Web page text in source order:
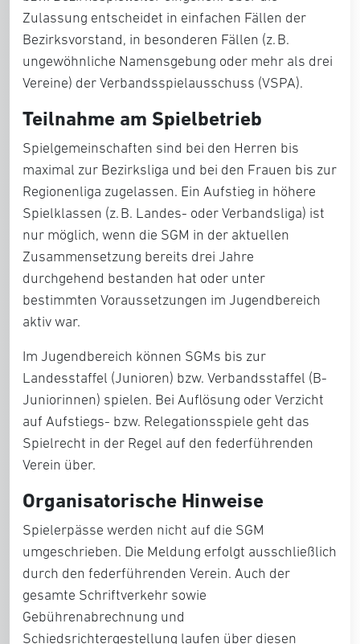
Zulassung entscheidet in einfachen Fällen der
Bezirksvorstand, in besonderen Fällen (z. B.
ungewöhnliche Namensgebung oder mehr als drei
Vereine) der Verbandsspielausschuss (VSPA).
Teilnahme am Spielbetrieb
Spielgemeinschaften sind bei den Herren bis
maximal zur Bezirksliga und bei den Frauen bis zur
Regionenliga zugelassen. Ein Aufstieg in höhere
Spielklassen (z. B. Landes- oder Verbandsliga) ist
nur möglich, wenn die SGM in der aktuellen
Zusammensetzung bereits drei Jahre
durchgehend bestanden hat oder unter
bestimmten Voraussetzungen im Jugendbereich
aktiv war.
Im Jugendbereich können SGMs bis zur
Landesstaffel (Junioren) bzw. Verbandsstaffel (B-
Juniorinnen) spielen. Bei Auflösung oder Verzicht
auf Aufstiegs- bzw. Relegationsspiele geht das
Spielrecht in der Regel auf den federführenden
Verein über.
Organisatorische Hinweise
Spielerpässe werden nicht auf die SGM
umgeschrieben. Die Meldung erfolgt ausschließlich
durch den federführenden Verein. Auch der
gesamte Schriftverkehr sowie
Gebührenabrechnung und
Schiedsrichtergestellung laufen über diesen